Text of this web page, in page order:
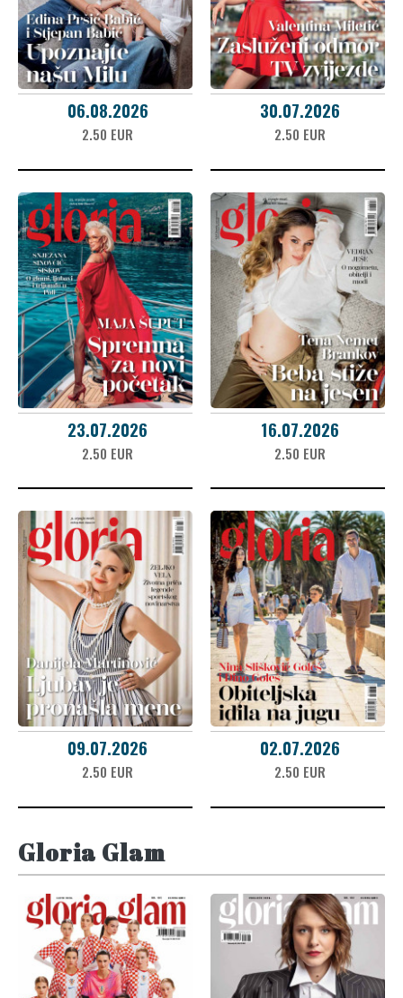
06.08.2026
2.50 EUR
30.07.2026
2.50 EUR
23.07.2026
2.50 EUR
16.07.2026
2.50 EUR
09.07.2026
2.50 EUR
02.07.2026
2.50 EUR
Gloria Glam